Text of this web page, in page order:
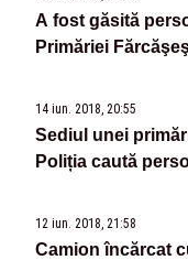
A fost găsită
Primăriei
14 iun. 2018, 20:55
Sediul unei
Poliția caută
12 iun. 2018, 21:58
Camion încărcat